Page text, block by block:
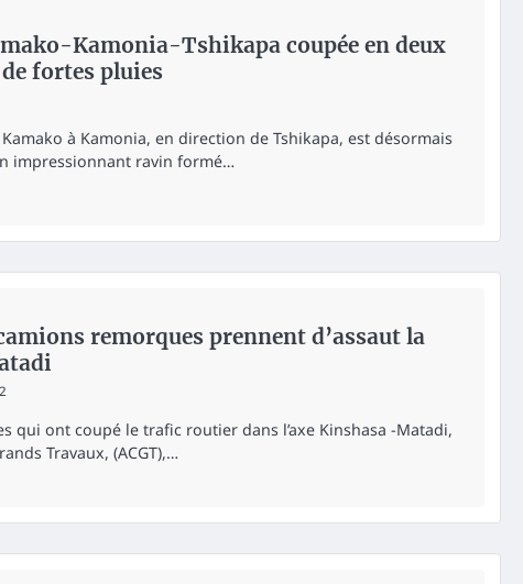
Kamonia-Tshikapa coupée en deux
fortes pluies
à Kamonia, en direction de Tshikapa, est désormais
impressionnant ravin formé…
remorques prennent d’assaut la
qui ont coupé le trafic routier dans l’axe Kinshasa -Matadi,
Travaux, (ACGT),…